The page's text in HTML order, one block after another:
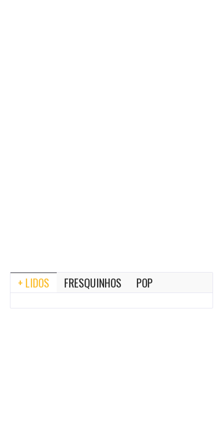
+ LIDOS FRESQUINHOS POP